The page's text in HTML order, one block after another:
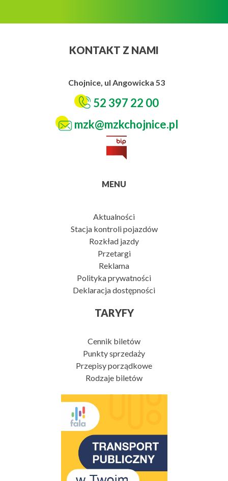
KONTAKT Z NAMI
Chojnice, ul Angowicka 53
52 397 22 00
mzk@mzkchojnice.pl
MENU
Aktualności
Stacja kontroli pojazdów
Rozkład jazdy
Przetargi
Reklama
Polityka prywatności
Deklaracja dostępności
TARYFY
Cennik biletów
Punkty sprzedaży
Przepisy porządkowe
Rodzaje biletów